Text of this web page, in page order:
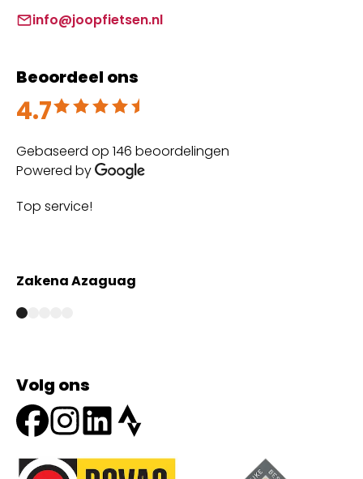
info@joopfietsen.nl
Beoordeel ons
4.7
Beoordeeld met 4.7 uit 5
Gebaseerd op 146 beoordelingen
Powered by
Top service!
Zakena Azaguag
Volg ons
Onze partners